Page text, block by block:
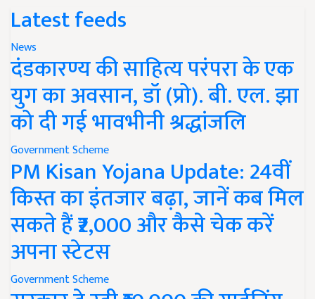
Latest feeds
News
दंडकारण्य की साहित्य परंपरा के एक
युग का अवसान, डॉ (प्रो). बी. एल. झा
को दी गई भावभीनी श्रद्धांजलि
Government Scheme
PM Kisan Yojana Update: 24वीं
किस्त का इंतजार बढ़ा, जानें कब मिल
सकते हैं ₹2,000 और कैसे चेक करें
अपना स्टेटस
Government Scheme